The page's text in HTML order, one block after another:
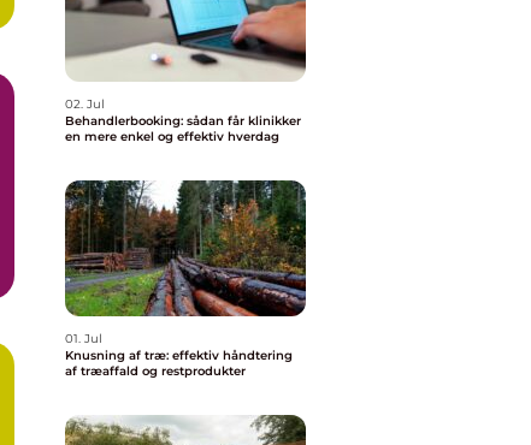
02. Jul
Behandlerbooking: sådan får klinikker
en mere enkel og effektiv hverdag
01. Jul
Knusning af træ: effektiv håndtering
af træaffald og restprodukter